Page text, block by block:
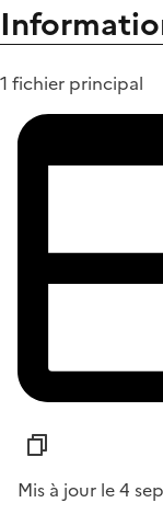
1 fichier principal
Mis à jour le 4